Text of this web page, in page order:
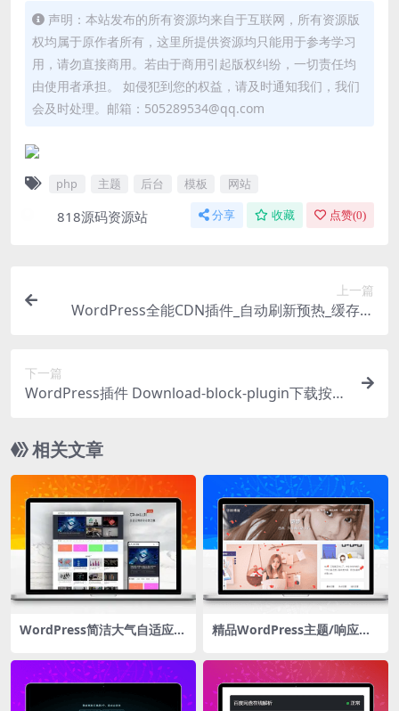
声明：本站发布的所有资源均来自于互联网，所有资源版
权均属于原作者所有，这里所提供资源均只能用于参考学习
用，请勿直接商用。若由于商用引起版权纠纷，一切责任均
由使用者承担。 如侵犯到您的权益，请及时通知我们，我们
会及时处理。邮箱：505289534@qq.com
php 主题 后台 模板 网站
818源码资源站 分享 收藏 点赞(0)
上一篇
WordPress全能CDN插件_自动刷新预热_缓存优
下一篇
WordPress插件 Download-block-plugin下载按钮
相关文章
WordPress简洁大气自适应博
精品WordPress主题/响应式